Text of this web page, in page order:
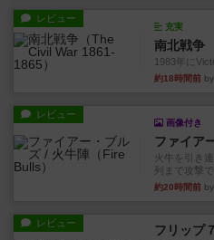
レビュー
充実
南北戦争
1983年に
約18時間前
レビュー
画像付き
ファイア
火牛を引き
列まで攻撃
約20時間前
レビュー フリップ７